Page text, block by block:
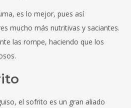
es lo mejor, pues así
mucho más nutritivas y saciantes.
las rompe, haciendo que los
el sofrito es un gran aliado